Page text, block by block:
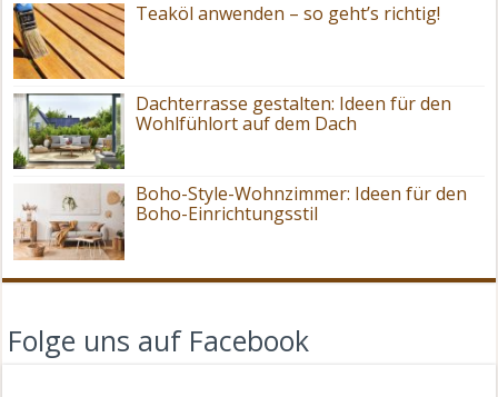
Teaköl anwenden – so geht’s richtig!
Dachterrasse gestalten: Ideen für den
Wohlfühlort auf dem Dach
Boho-Style-Wohnzimmer: Ideen für den
Boho-Einrichtungsstil
Folge uns auf Facebook